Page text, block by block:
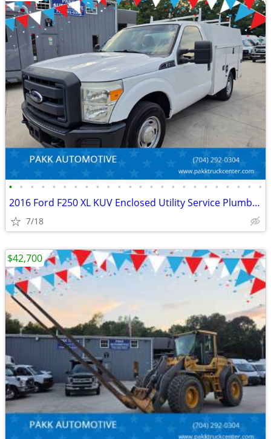
• • • • • • • • • • • • • • • • • • • • • • • •
2016 Ford F250 XL KUV Enclosed Utility Service Plumber Mechanic Truck
7/18
$42,700